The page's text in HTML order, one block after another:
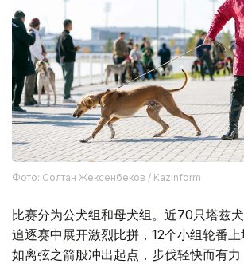
Фото: Солтан Жексенбеков / Kazinform
比赛分为公犬组和母犬组。近70只塔兹
追逐赛中展开激烈比拼，12个小组轮番
如离弦之箭般冲出起点，步伐轻快而有